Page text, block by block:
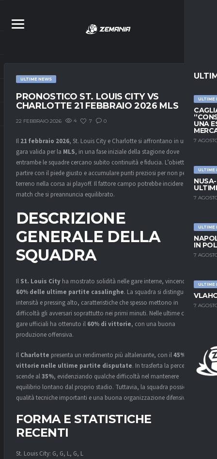
ULTIME
UNA
7
ULTIME
7
ULTIME
IN
7
ULTIME
7
ULTIME NEWS
PRONOSTICO ST. LOUIS CITY VS
CHARLOTTE 21 FEBBRAIO 2026 MLS
22 FEBBRAIO 2026 4 7 0
Il 21 febbraio 2026, St. Louis City e Charlotte si affrontano in una
gara valida per la MLS, in una fase iniziale della stagione dove
entrambe le squadre cercano subito continuità e fiducia. L’obiettivo è
partire con il piede giusto e accumulare punti preziosi per non perdere
terreno nella corsa ai playoff. Il fattore campo potrebbe incidere in un
match che si preannuncia equilibrato.
DESCRIZIONE
GENERALE DELLA
SQUADRA
Il St. Louis City ha mostrato solidità nelle gare interne, vincendo il
60% delle ultime partite casalinghe. La squadra si distingue per
intensità e pressing alto, caratteristiche che spesso mettono in
difficoltà gli avversari soprattutto nei primi minuti. Nelle ultime cinque
gare ufficiali ha ottenuto il 60% di vittorie, con una buona
produzione offensiva.
Il Charlotte presenta un rendimento più altalenante, con il45% di
vittorie nelle ultime partite disputate. In trasferta la percentuale
scende al35%, evidenziando qualche difficoltà nel mantenere
equilibrio lontano dal proprio stadio. Tuttavia, la squadra possiede
qualità tecniche importanti e una buona organizzazione difensiva.
FORMA E STATISTICHE
RECENTI
St. Louis City: G, G, L, G, L